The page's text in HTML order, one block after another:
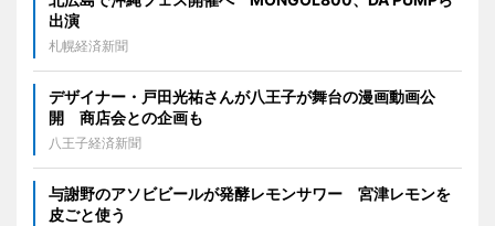
出演
札幌経済新聞
デザイナー・戸田光祐さんが八王子が舞台の漫画動画公
開 商店会との企画も
八王子経済新聞
与謝野のアソビビールが発酵レモンサワー 宮津レモンを
皮ごと使う